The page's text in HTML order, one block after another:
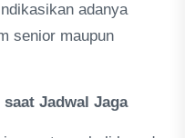
adanya
senior maupun
Jadwal Jaga